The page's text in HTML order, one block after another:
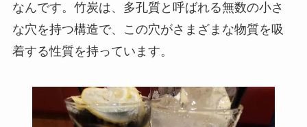
なんです。竹炭は、多孔質と呼ばれる無数の小さ
な穴を持つ構造で、この穴がさまざまな物質を吸
着する性質を持っています。